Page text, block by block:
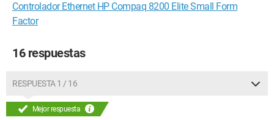
Controlador Ethernet HP Compaq 8200 Elite Small Form
Factor
16 respuestas
RESPUESTA 1 / 16
Mejor respuesta